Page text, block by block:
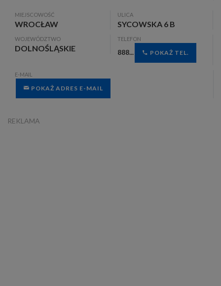
MIEJSCOWOŚĆ
WROCŁAW
ULICA
SYCOWSKA 6 B
WOJEWÓDZTWO
DOLNOŚLĄSKIE
TELEFON
888... POKAŻ TEL.
E-MAIL
POKAŻ ADRES E-MAIL
REKLAMA